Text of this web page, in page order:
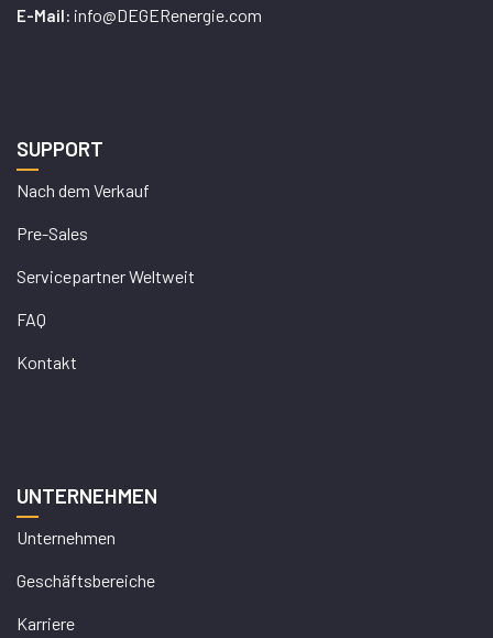
E-Mail: info@DEGERenergie.com
SUPPORT
Nach dem Verkauf
Pre-Sales
Servicepartner Weltweit
FAQ
Kontakt
UNTERNEHMEN
Unternehmen
Geschäftsbereiche
Karriere